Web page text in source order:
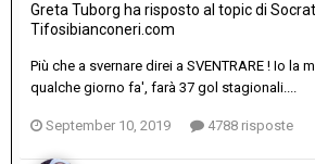
Greta Tuborg ha risposto al topic di
Tifosibianconeri.com
Più che a svernare direi a SVENTRARE ! Io la
qualche giorno fa', farà 37 gol stagionali....
September 10, 2019 4788 risposte